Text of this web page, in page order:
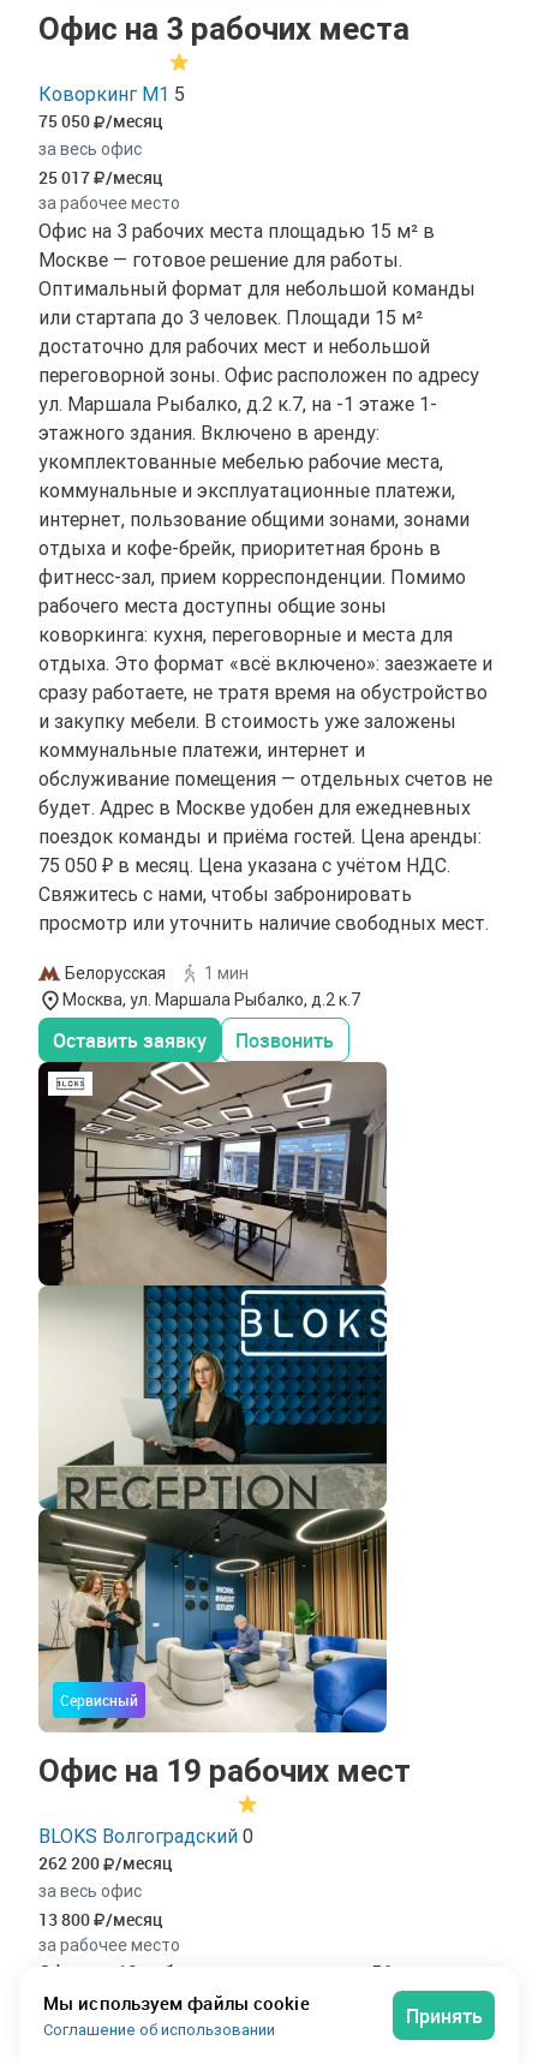
Офис на 3 рабочих места
Коворкинг М1 5
75 050 /месяц
за весь офис
25 017 /месяц
за рабочее место
Офис на 3 рабочих места площадью 15 м² в
Москве — готовое решение для работы.
Оптимальный формат для небольшой команды
или стартапа до 3 человек. Площади 15 м²
достаточно для рабочих мест и небольшой
переговорной зоны. Офис расположен по адресу
ул. Маршала Рыбалко, д.2 к.7, на -1 этаже 1-
этажного здания. Включено в аренду:
укомплектованные мебелью рабочие места,
коммунальные и эксплуатационные платежи,
интернет, пользование общими зонами, зонами
отдыха и кофе-брейк, приоритетная бронь в
фитнесс-зал, прием корреспонденции. Помимо
рабочего места доступны общие зоны
коворкинга: кухня, переговорные и места для
отдыха. Это формат «всё включено»: заезжаете и
сразу работаете, не тратя время на обустройство
и закупку мебели. В стоимость уже заложены
коммунальные платежи, интернет и
обслуживание помещения — отдельных счетов не
будет. Адрес в Москве удобен для ежедневных
поездок команды и приёма гостей. Цена аренды:
75 050 ₽ в месяц. Цена указана с учётом НДС.
Свяжитесь с нами, чтобы забронировать
просмотр или уточнить наличие свободных мест.
Белорусская
1 мин
Москва, ул. Маршала Рыбалко, д.2 к.7
Оставить заявку Позвонить
Сервисный
Офис на 19 рабочих мест
BLOKS Волгоградский 0
262 200 /месяц
за весь офис
13 800 /месяц
за рабочее место
Офис на 19 рабочих мест площадью 56 м² в
коворкинге «Blokvolgogradskaya» в Волгограде.
Просторное решение для большой команды от 19
Мы используем файлы cookie
Соглашение об использовании
Принять